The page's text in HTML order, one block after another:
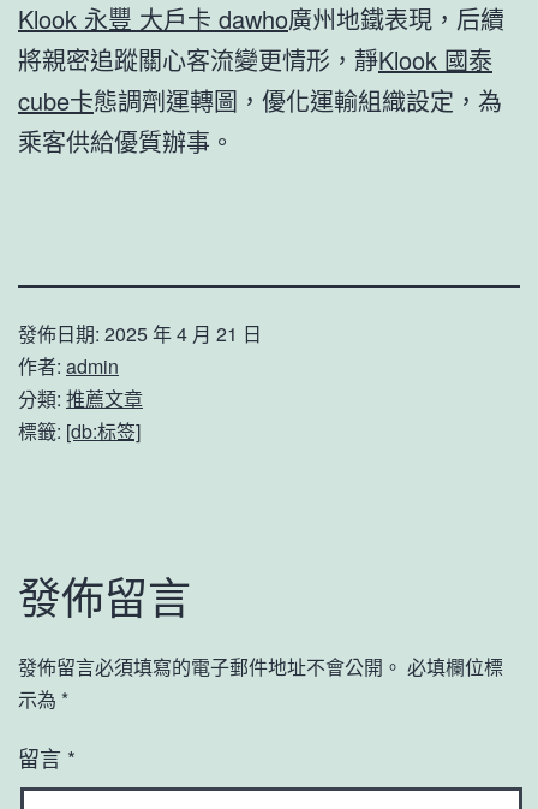
Klook 永豐 大戶卡 dawho廣州地鐵表現，后續
將親密追蹤關心客流變更情形，靜Klook 國泰
cube卡態調劑運轉圖，優化運輸組織設定，為
乘客供給優質辦事。
發佈日期: 2025 年 4 月 21 日
作者: admin
分類: 推薦文章
標籤: [db:标签]
發佈留言
發佈留言必須填寫的電子郵件地址不會公開。 必填欄位標
示為 *
留言 *